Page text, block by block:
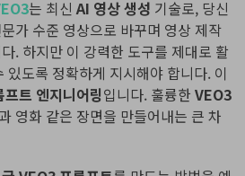
는 최신AI 영상 생성 기술로, 당신
가 수준 영상으로 바꾸며 영상 제작
. 하지만 이 강력한 도구를 제대로 활
있도록 정확하게 지시해야 합니다. 이
프트 엔지니어링입니다. 훌륭한 VEO3
영화 같은 장면을 만들어내는 큰 차